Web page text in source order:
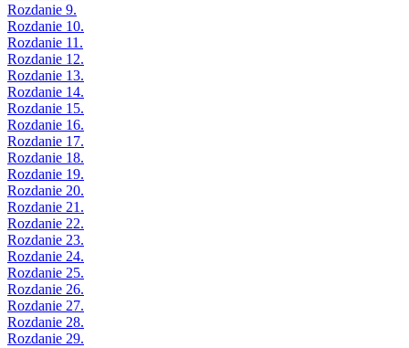
Rozdanie 9.
Rozdanie 10.
Rozdanie 11.
Rozdanie 12.
Rozdanie 13.
Rozdanie 14.
Rozdanie 15.
Rozdanie 16.
Rozdanie 17.
Rozdanie 18.
Rozdanie 19.
Rozdanie 20.
Rozdanie 21.
Rozdanie 22.
Rozdanie 23.
Rozdanie 24.
Rozdanie 25.
Rozdanie 26.
Rozdanie 27.
Rozdanie 28.
Rozdanie 29.